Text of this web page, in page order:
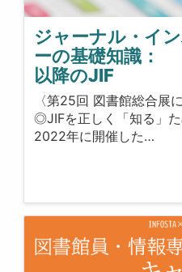
ジャーナル・イ
ーの基礎知識
以降のJIF
〈第25回 図書館総合展
◎JIFを正しく「知る」
2022年に開催した…